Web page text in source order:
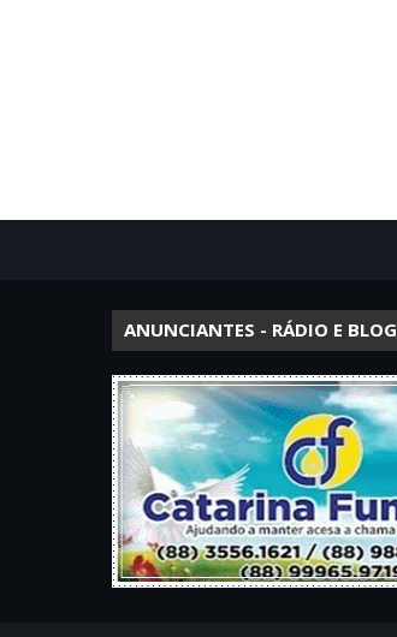
ANUNCIANTES - RÁDIO E BLOG